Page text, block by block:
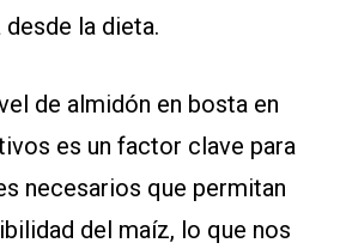
la dieta.
de almidón en bosta en
es un factor clave para
necesarios que permitan
del maíz, lo que nos